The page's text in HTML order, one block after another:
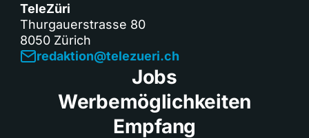
TeleZüri
Thurgauerstrasse 80
8050 Zürich
redaktion@telezueri.ch
Jobs
Werbemöglichkeiten
Empfang